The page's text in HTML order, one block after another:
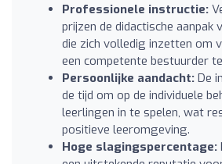
Professionele instructie:
prijzen de didactische aanpak
die zich volledig inzetten om
een competente bestuurder
Persoonlijke aandacht: De
de tijd om op de individuele
leerlingen in te spelen, wat
positieve leeromgeving.
Hoge slagingspercentage: